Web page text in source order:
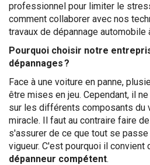
professionnel pour limiter le
comment collaborer avec nos
travaux de dépannage automobile
Pourquoi choisir notre
dépannages ?
Face à une voiture en panne,
être mises en jeu. Cependant, il
sur les différents composants du
miracle. Il faut au contraire faire
s'assurer de ce que tout se
vigueur. C'est pourquoi il convient
dépanneur compétent.